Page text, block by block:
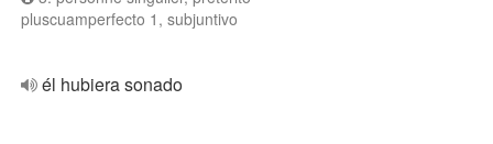
pluscuamperfecto 1, subjuntivo
él hubiera sonado